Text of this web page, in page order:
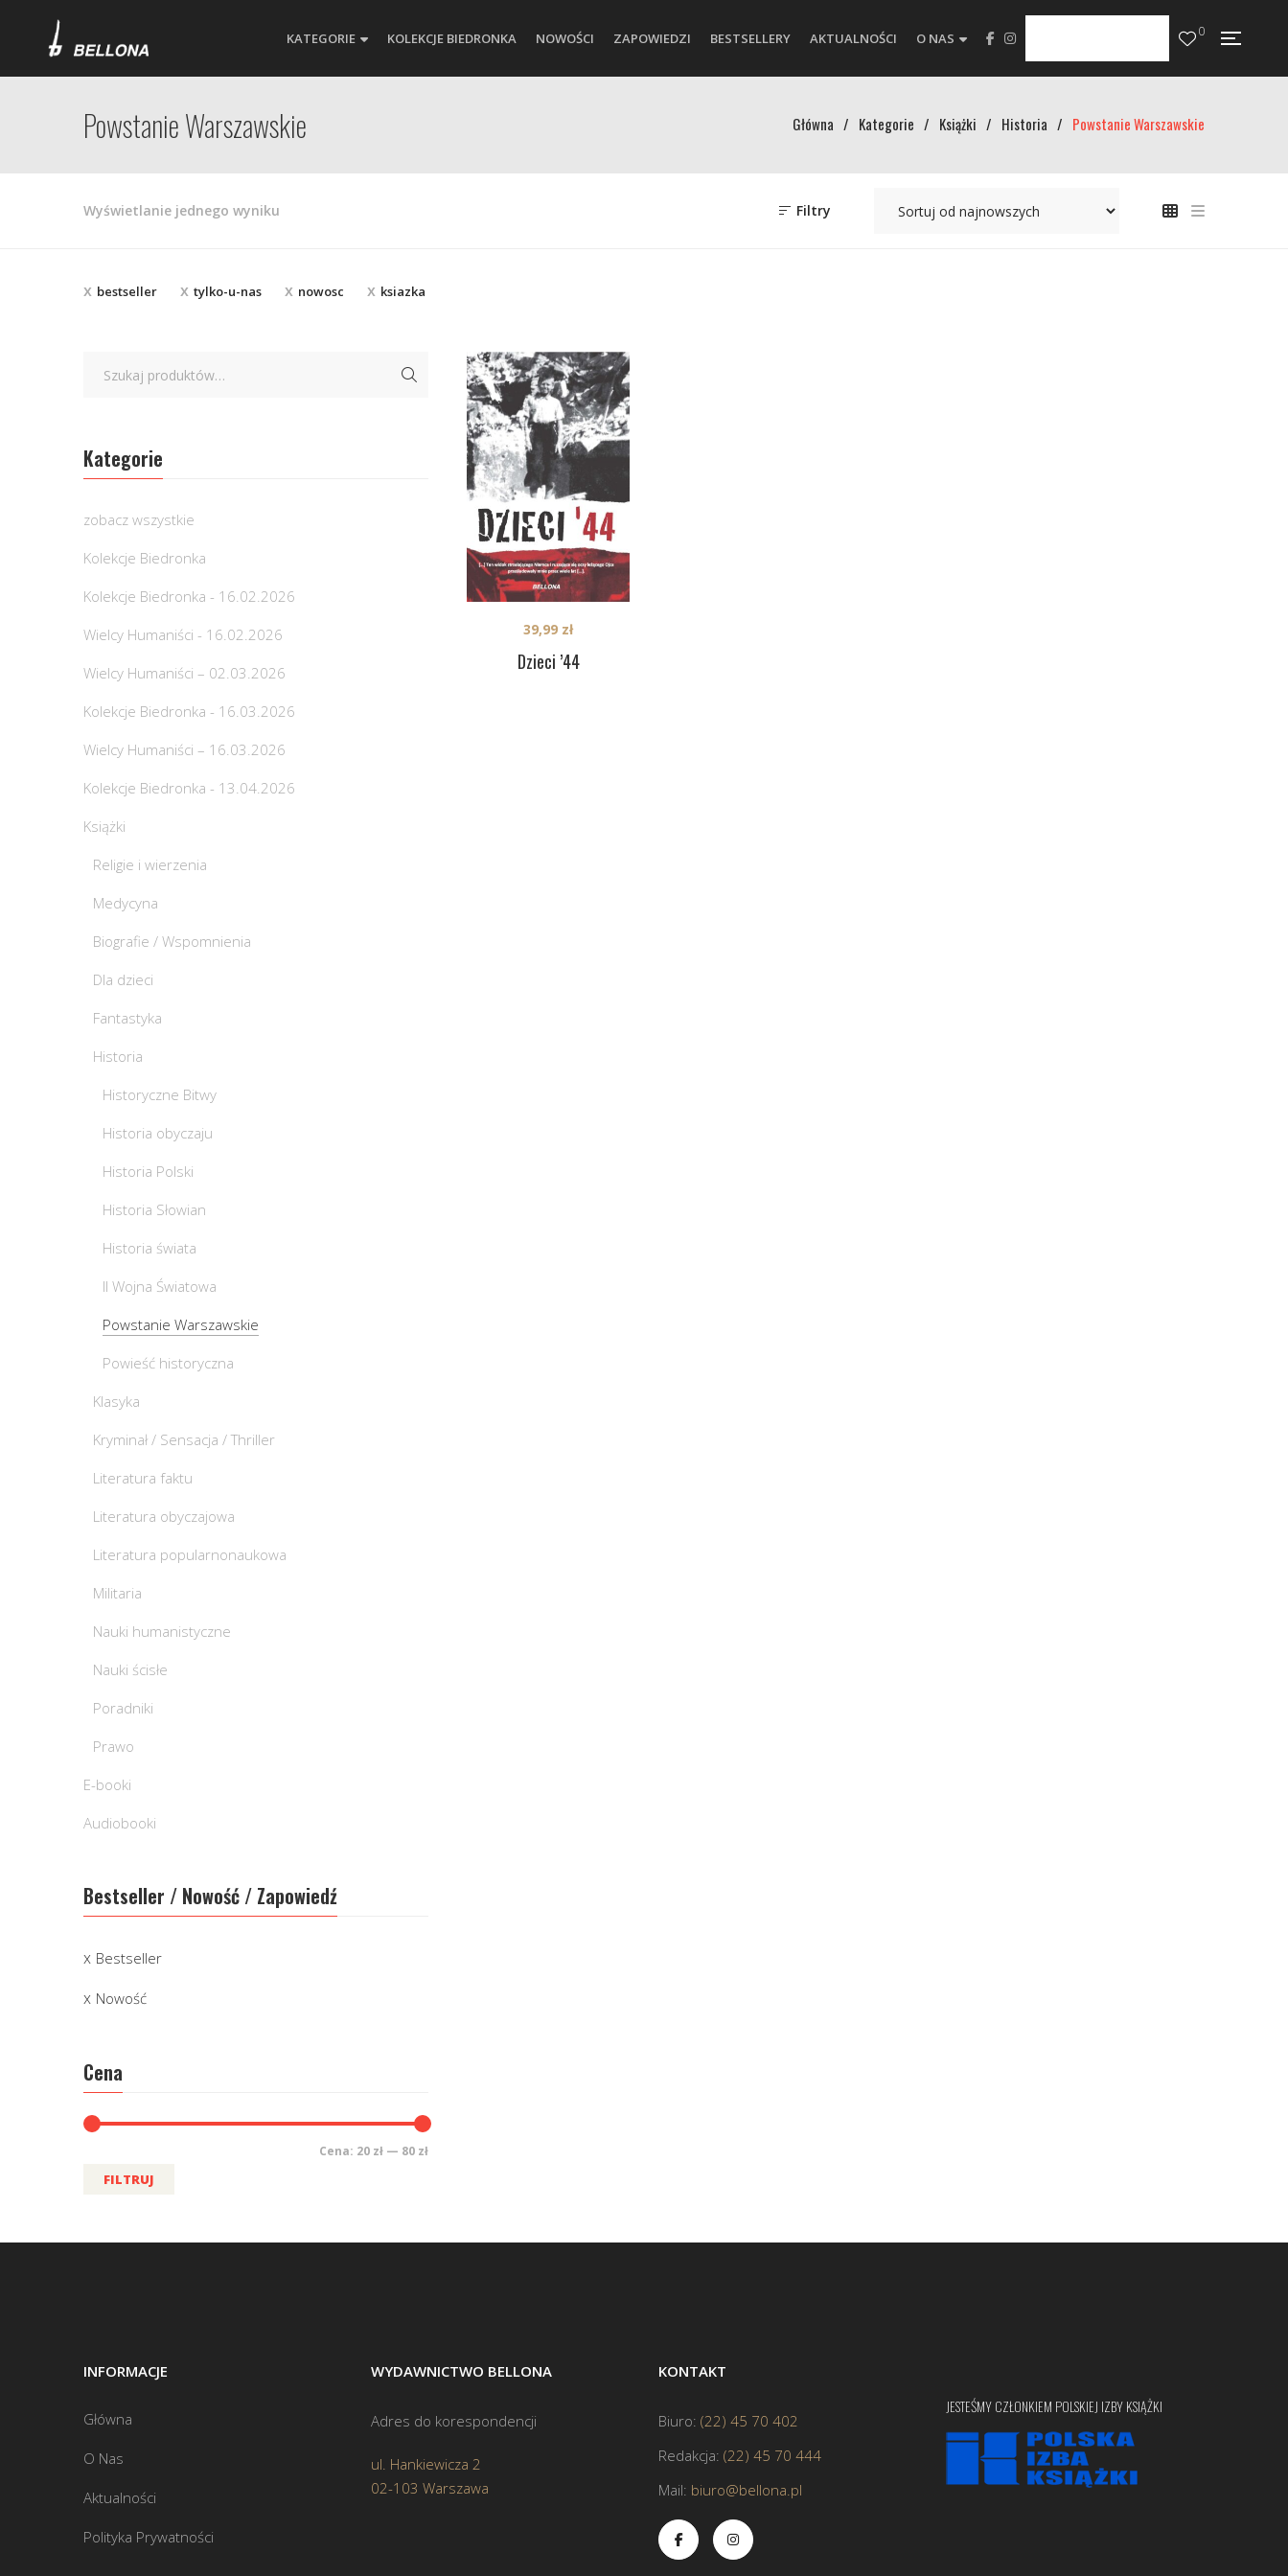
KATEGORIE KOLEKCJE BIEDRONKA NOWOŚCI ZAPOWIEDZI BESTSELLERY AKTUALNOŚCI O NAS 0
Powstanie Warszawskie Główna / Kategorie / Książki / Historia / Powstanie Warszawskie
Wyświetlanie jednego wyniku Filtry
bestseller tylko-u-nas nowosc ksiazka
Dzieci ’44
39,99 zł
Kategorie
zobacz wszystkie
Kolekcje Biedronka
Kolekcje Biedronka - 16.02.2026
Wielcy Humaniści - 16.02.2026
Wielcy Humaniści – 02.03.2026
Kolekcje Biedronka - 16.03.2026
Wielcy Humaniści – 16.03.2026
Kolekcje Biedronka - 13.04.2026
Książki
Religie i wierzenia
Medycyna
Biografie / Wspomnienia
Dla dzieci
Fantastyka
Historia
Historyczne Bitwy
Historia obyczaju
Historia Polski
Historia Słowian
Historia świata
II Wojna Światowa
Powstanie Warszawskie
Powieść historyczna
Klasyka
Kryminał / Sensacja / Thriller
Literatura faktu
Literatura obyczajowa
Literatura popularnonaukowa
Militaria
Nauki humanistyczne
Nauki ścisłe
Poradniki
Prawo
E-booki
Audiobooki
Bestseller / Nowość / Zapowiedź
Bestseller
Nowość
Cena
FILTRUJ
Cena: 20 zł — 80 zł
INFORMACJE
Główna
O Nas
Aktualności
Polityka Prywatności
WYDAWNICTWO BELLONA
Adres do korespondencji
ul. Hankiewicza 2
02-103 Warszawa
KONTAKT
Biuro: (22) 45 70 402
Redakcja: (22) 45 70 444
Mail: biuro@bellona.pl
JESTEŚMY CZŁONKIEM POLSKIEJ IZBY KSIĄŻKI